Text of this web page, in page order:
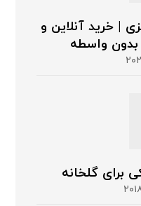
| خرید آنلاین و
بدون واسطه
برای گلخانه